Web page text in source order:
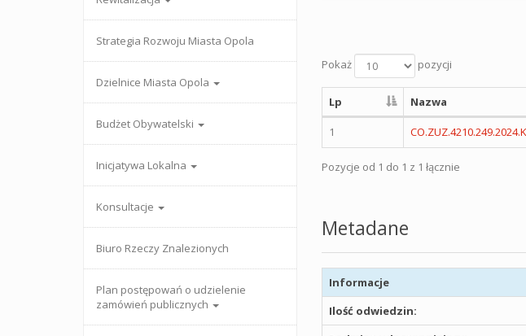
Strategia Rozwoju Miasta Opola
Dzielnice Miasta Opola
Budżet Obywatelski
Inicjatywa Lokalna
Konsultacje
Biuro Rzeczy Znalezionych
Plan postępowań o udzielenie
zamówień publicznych
Pokaż pozycji
Lp Nazwa
1
Pozycje od 1 do 1 z 1 łącznie
Metadane
Informacje
Ilość odwiedzin: